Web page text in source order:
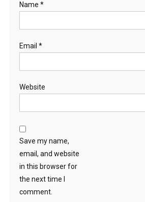
Name *
Email *
Website
Save my name,
email, and website
in this browser for
the next time I
comment.